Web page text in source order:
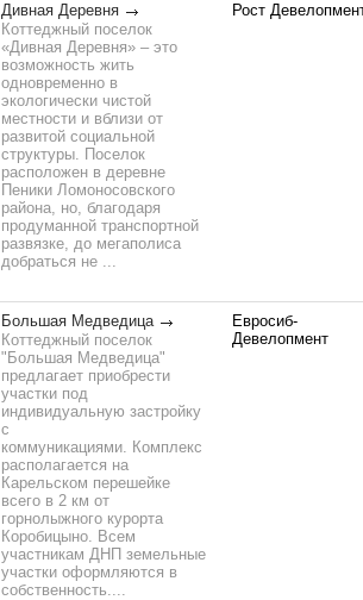
Дивная Деревня
Коттеджный поселок
«Дивная Деревня» – это
возможность жить
одновременно в
экологически чистой
местности и вблизи от
развитой социальной
структуры. Поселок
расположен в деревне
Пеники Ломоносовского
района, но, благодаря
продуманной транспортной
развязке, до мегаполиса
добраться не ...
Рост
Большая Медведица
Коттеджный поселок
"Большая Медведица"
предлагает приобрести
участки под
индивидуальную застройку
с
коммуникациями. Комплекс
располагается на
Карельском перешейке
всего в 2 км от
горнолыжного курорта
Коробицыно. Всем
участникам ДНП земельные
участки оформляются в
собственность....
Евросиб-
Девелопмент